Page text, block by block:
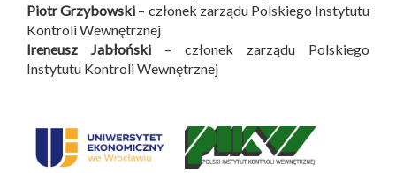
Piotr Grzybowski – członek zarządu Polskiego Instytutu
Kontroli Wewnętrznej
Ireneusz Jabłoński – członek zarządu Polskiego
Instytutu Kontroli Wewnętrznej